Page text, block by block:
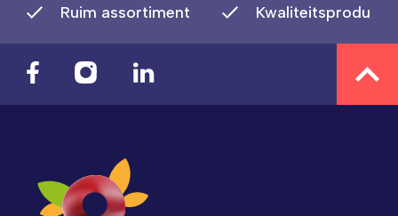
Ruim assortiment